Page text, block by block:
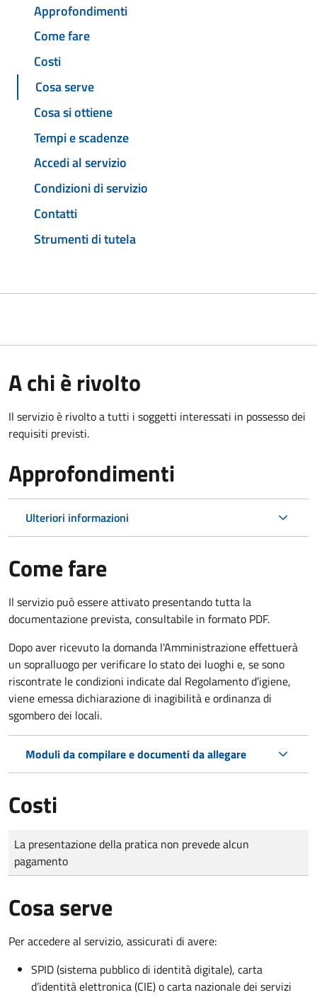
Approfondimenti
Come fare
Costi
Cosa serve
Cosa si ottiene
Tempi e scadenze
Accedi al servizio
Condizioni di servizio
Contatti
Strumenti di tutela
A chi è rivolto
Il servizio è rivolto a tutti i soggetti interessati in possesso dei
requisiti previsti.
Approfondimenti
Ulteriori informazioni
Come fare
Il servizio può essere attivato presentando tutta la
documentazione prevista, consultabile in formato PDF.
Dopo aver ricevuto la domanda l'Amministrazione effettuerà
un sopralluogo per verificare lo stato dei luoghi e, se sono
riscontrate le condizioni indicate dal Regolamento d’igiene,
viene emessa dichiarazione di inagibilità e ordinanza di
sgombero dei locali.
Moduli da compilare e documenti da allegare
Costi
Tipo di pagamento
Importo
La presentazione della pratica non prevede alcun
pagamento
Cosa serve
Per accedere al servizio, assicurati di avere:
SPID (sistema pubblico di identità digitale), carta
d’identità elettronica (CIE) o carta nazionale dei servizi